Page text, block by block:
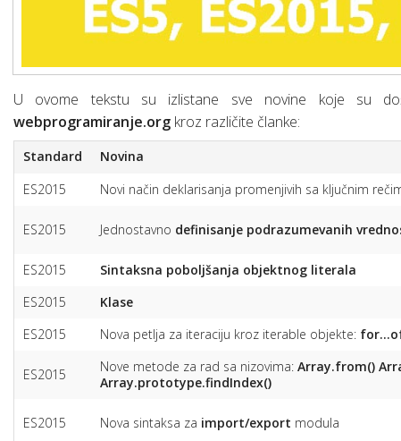
U ovome tekstu su izlistane sve novine koje su
webprogramiranje.org kroz različite članke:
Standard Novina
ES2015
Novi način deklarisanja promenjivih sa ključnim
ES2015 Jednostavno definisanje podrazumevanih
ES2015
Sintaksna poboljšanja objektnog literala
ES2015
Klase
ES2015
Nova petlja za iteraciju kroz iterable objekte:
ES2015 Nove metode za rad sa nizovima: Array.from()
Array.prototype.findIndex()
ES2015 Nova sintaksa za import/export modula